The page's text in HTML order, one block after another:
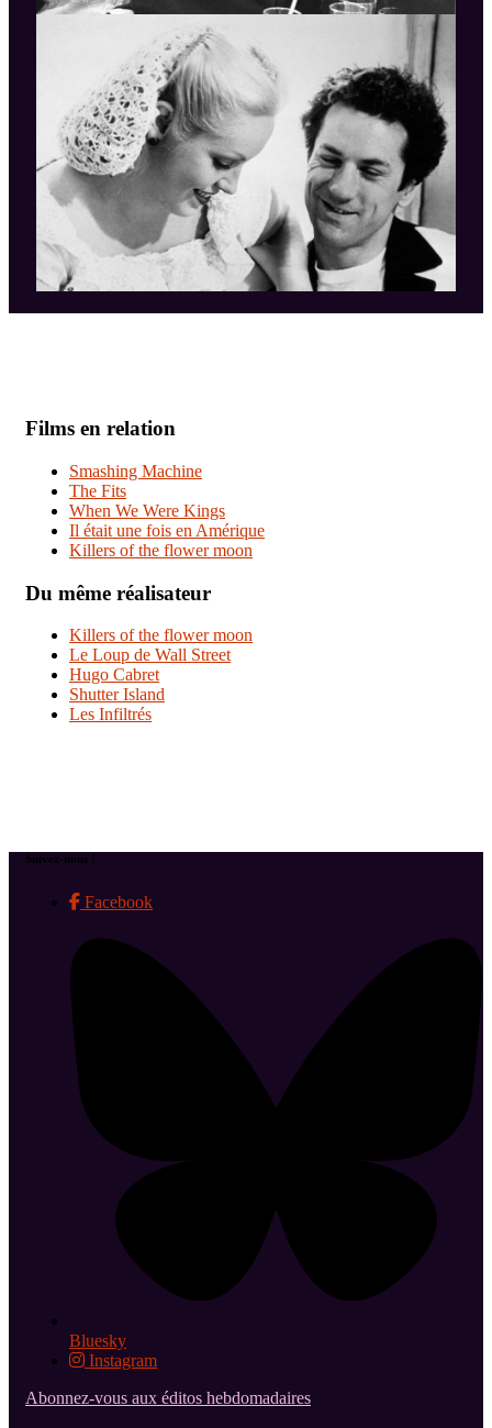
Films en relation
Smashing Machine
The Fits
When We Were Kings
Il était une fois en Amérique
Killers of the flower moon
Du même réalisateur
Killers of the flower moon
Le Loup de Wall Street
Hugo Cabret
Shutter Island
Les Infiltrés
Suivez-nous !
Facebook
Bluesky
Instagram
Abonnez-vous aux éditos hebdomadaires